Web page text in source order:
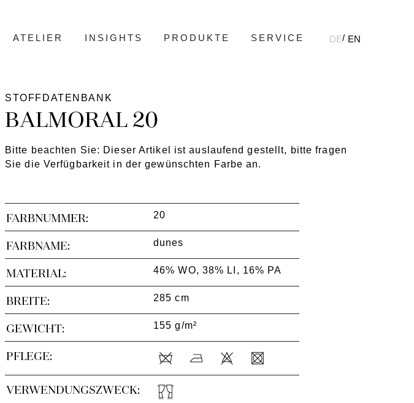
ATELIER INSIGHTS PRODUKTE SERVICE DE EN
STOFFDATENBANK
BALMORAL 20
Bitte beachten Sie: Dieser Artikel ist auslaufend gestellt, bitte fragen
Sie die Verfügbarkeit in der gewünschten Farbe an.
FARBNUMMER: 20
FARBNAME: dunes
MATERIAL: 46% WO, 38% LI, 16% PA
BREITE: 285 cm
GEWICHT: 155 g/m²
PFLEGE:
VERWENDUNGSZWECK: